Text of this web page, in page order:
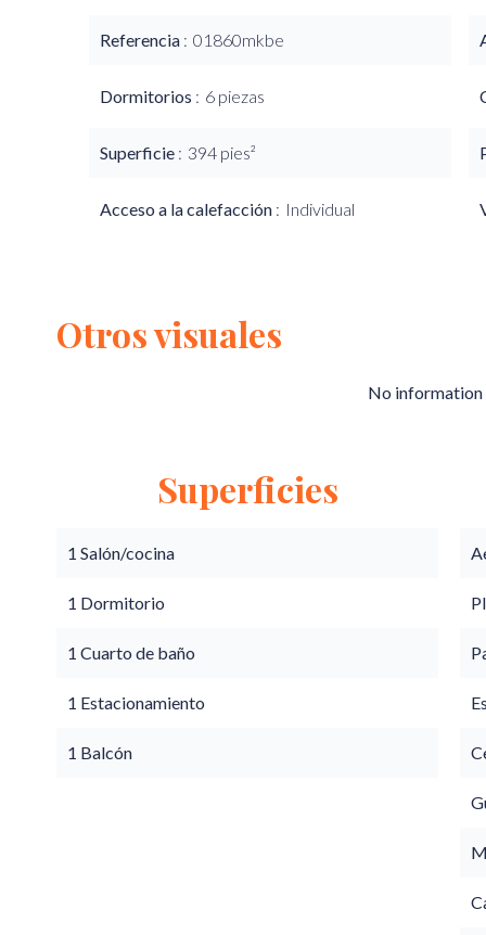
Referencia 01860mkbe
Dormitorios 6 piezas
Superficie 394 pies²
Acceso a la calefacción Individual
Otros visuales
No information
Superficies
1 Salón/cocina
1 Dormitorio
1 Cuarto de baño
1 Estacionamiento
1 Balcón